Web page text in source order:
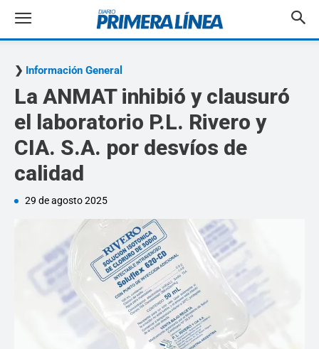
Información General
La ANMAT inhibió y clausuró
el laboratorio P.L. Rivero y
CIA. S.A. por desvíos de
calidad
29 de agosto 2025